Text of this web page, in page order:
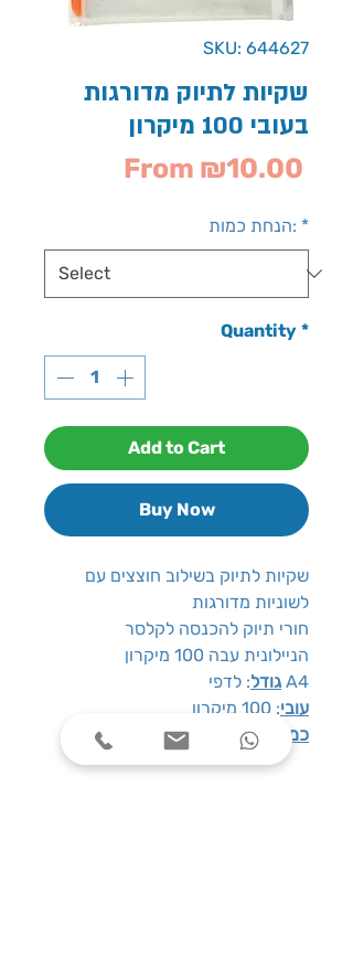
SKU: 644627
שקיות לתיוק מדורגות
בעובי 100 מיקרון
From ₪10.00
הנחת כמות: *
Quantity *
Add to Cart
Buy Now
שקיות לתיוק בשילוב חוצצים עם
לשוניות מדורגות
חורי תיוק להכנסה לקלסר
הניילונית עבה 100 מיקרון
גודל: לדפי A4
עובי: 100 מיקרון
כמות במארז